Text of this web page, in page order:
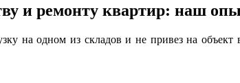
и ремонту квартир: наш
на одном из складов и не привез на